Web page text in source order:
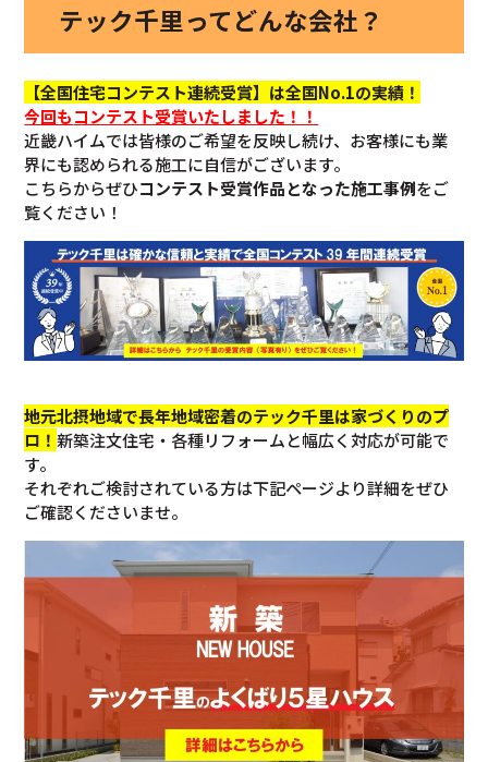
テック千里ってどんな会社？
【全国住宅コンテスト連続受賞】は全国No.1の実績！
今回もコンテスト受賞いたしました！！
近畿ハイムでは皆様のご希望を反映し続け、お客様にも業
界にも認められる施工に自信がございます。
こちらからぜひコンテスト受賞作品となった施工事例をご
覧ください！
地元北摂地域で長年地域密着のテック千里は家づくりのプ
ロ！新築注文住宅・各種リフォームと幅広く対応が可能で
す。
それぞれご検討されている方は下記ページより詳細をぜひ
ご確認くださいませ。